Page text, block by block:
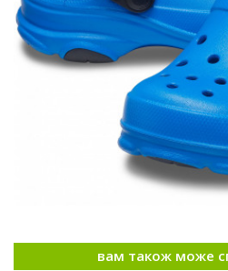
вам також може